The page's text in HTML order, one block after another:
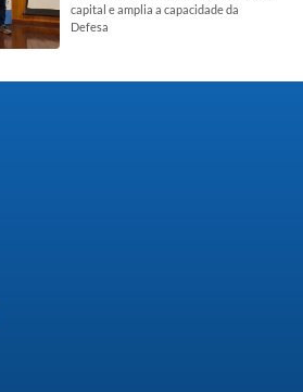
capital e amplia a capacidade da
Defesa